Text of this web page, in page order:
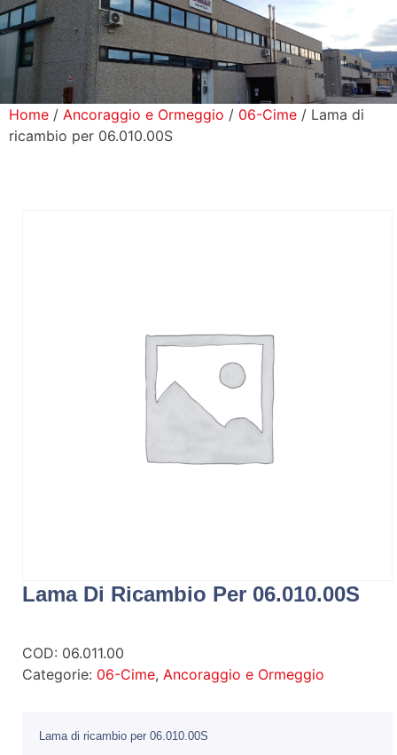
Prodotti
Home / Ancoraggio e Ormeggio / 06-Cime / Lama di
ricambio per 06.010.00S
Lama Di Ricambio Per 06.010.00S
COD: 06.011.00
Categorie: 06-Cime, Ancoraggio e Ormeggio
Lama di ricambio per 06.010.00S